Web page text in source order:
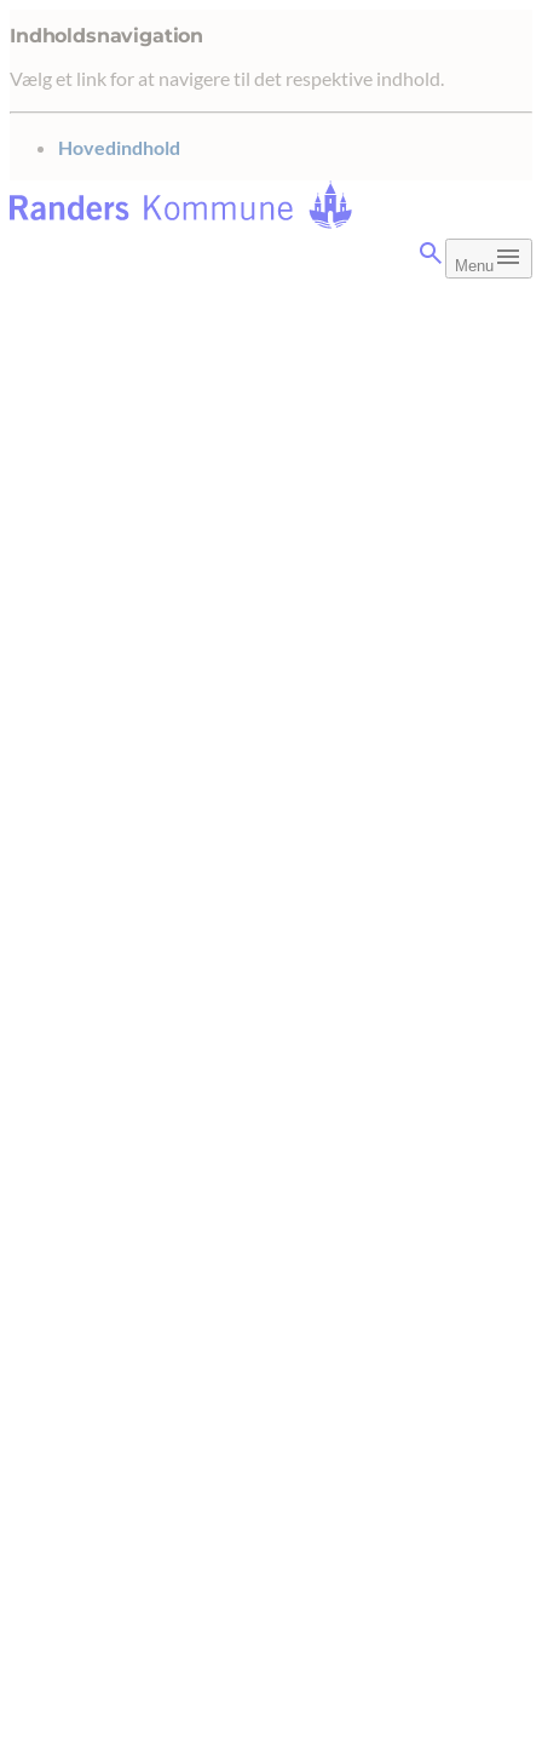
Indholdsnavigation
Vælg et link for at navigere til det respektive indhold.
gå til
Hovedindhold
Menu